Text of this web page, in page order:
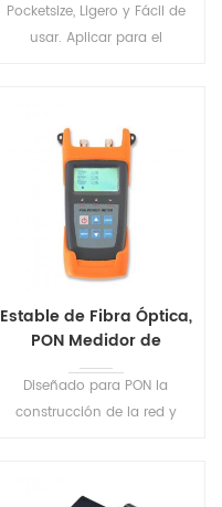
Pocketsize, Ligero y Fácil de
usar. Aplicar para el
Óptica de Pruebas de
Laboratorio de etec.
Estable de Fibra Óptica,
PON Medidor de
Potencia S316
Diseñado para PON la
construcción de la red y
servicio de todos los PON